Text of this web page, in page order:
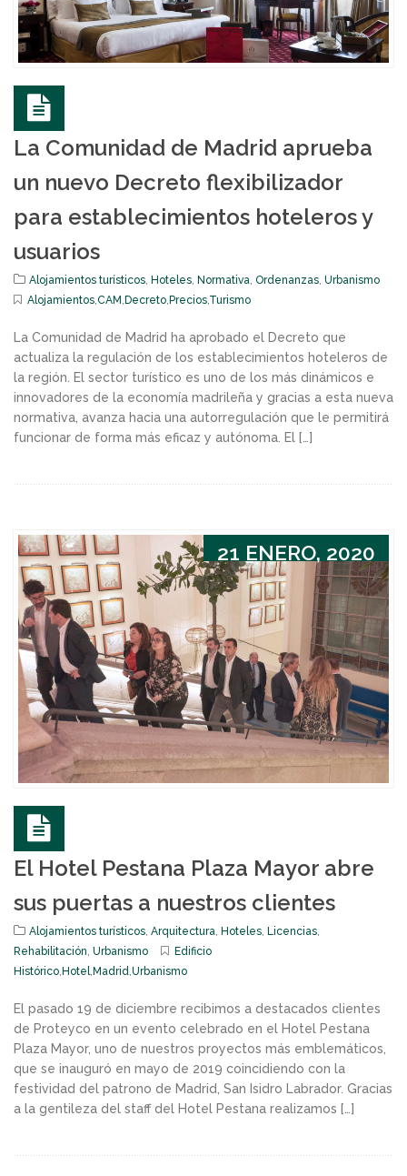
La Comunidad de Madrid aprueba
un nuevo Decreto flexibilizador
para establecimientos hoteleros y
usuarios
Alojamientos turísticos, Hoteles, Normativa, Ordenanzas, Urbanismo
Alojamientos,CAM , Decreto, Precios,Turismo
La Comunidad de Madrid ha aprobado el Decreto que
actualiza la regulación de los establecimientos hoteleros de
la región. El sector turístico es uno de los más dinámicos e
innovadores de la economía madrileña y gracias a esta nueva
normativa, avanza hacia una autorregulación que le permitirá
funcionar de forma más eficaz y autónoma. El […]
21 ENERO, 2020
El Hotel Pestana Plaza Mayor abre
sus puertas a nuestros clientes
Alojamientos turísticos Arquitectura Hoteles Licencias
Rehabilitación Urbanismo
Edificio
Histórico Hotel Madrid Urbanismo
El pasado 19 de diciembre recibimos a destacados clientes
de Proteyco en un evento celebrado en el Hotel Pestana
Plaza Mayor, uno de nuestros proyectos más emblemáticos,
que se inauguró en mayo de 2019 coincidiendo con la
festividad del patrono de Madrid, San Isidro Labrador. Gracias
a la gentileza del staff del Hotel Pestana realizamos […]